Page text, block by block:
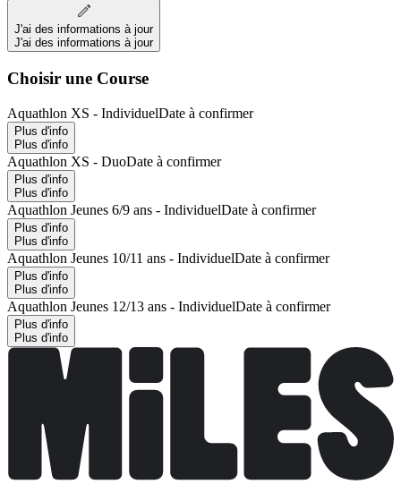
J'ai des informations à jour
J'ai des informations à jour
Choisir une Course
Aquathlon XS - IndividuelDate à confirmer
Plus d'info
Plus d'info
Aquathlon XS - DuoDate à confirmer
Plus d'info
Plus d'info
Aquathlon Jeunes 6/9 ans - IndividuelDate à confirmer
Plus d'info
Plus d'info
Aquathlon Jeunes 10/11 ans - IndividuelDate à confirmer
Plus d'info
Plus d'info
Aquathlon Jeunes 12/13 ans - IndividuelDate à confirmer
Plus d'info
Plus d'info